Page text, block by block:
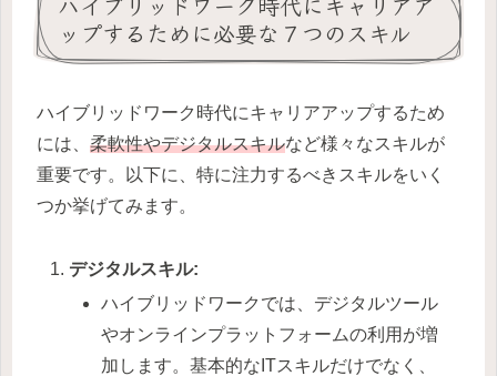
ップするために必要な７つのスキル
ハイブリッドワーク時代にキャリアアップするため
には、 柔軟性やデジタルスキルなど様々なスキルが
重要です。以下に、特に注力するべきスキルをいく
つか挙げてみます。
デジタルスキル:
ハイブリッドワークでは、デジタルツール
やオンラインプラットフォームの利用が増
加します。基本的なITスキルだけでなく、